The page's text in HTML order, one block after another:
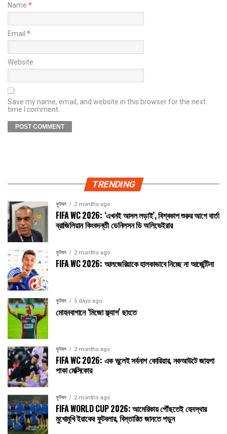
Name *
Email *
Website
Save my name, email, and website in this browser for the next
time I comment.
TRENDING
ফুটবল 2 months ago
FIFA WC 2026: ‘এখনই আসল লড়াই’, বিশ্বকাপ শুরুর আগে বার্তা
ব্রাজিলিয়ান কিংবদন্তী ডেনিলসন ডি অলিভেইরার
ফুটবল 2 months ago
FIFA WC 2026: আলজেরিয়াকে হালকাভাবে নিচ্ছে না আর্জেন্টিনা
ফুটবল 5 days ago
মোহনবাগানে ‘মিজো ফ্ল্যাশ’ ছাংতে
ফুটবল 2 months ago
FIFA WC 2026: এক ভুলেই সর্বনাশ কোরিয়ার, নকআউটে জায়গা
পাকা মেক্সিকোর
ফুটবল 2 months ago
FIFA WORLD CUP 2026: আমেরিকায় পৌঁছতেই হেনস্থার
মুখোমুখি ইরাকের ফুটবলার, বিস্তারিত জানতে পড়ুন